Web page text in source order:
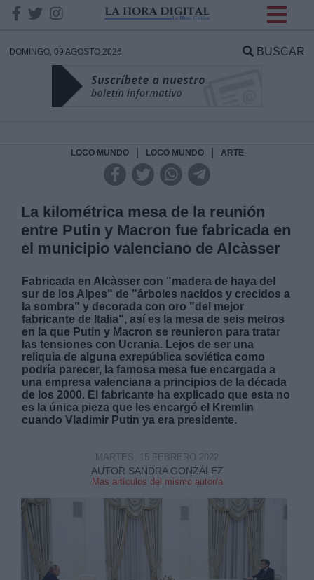
DOMINGO, 09 AGOSTO 2026 BUSCAR
LOCO MUNDO LOCO MUNDO ARTE
La kilométrica mesa de la reunión
entre Putin y Macron fue fabricada en
el municipio valenciano de Alcàsser
Fabricada en Alcàsser con "madera de haya del
sur de los Alpes" de "árboles nacidos y crecidos a
la sombra" y decorada con oro "del mejor
fabricante de Italia", así es la mesa de seis metros
en la que Putin y Macron se reunieron para tratar
las tensiones con Ucrania. Lejos de ser una
reliquia de alguna exrepública soviética como
podría parecer, la famosa mesa fue encargada a
una empresa valenciana a principios de la década
de los 2000. El fabricante ha explicado que esta no
es la única pieza que les encargó el Kremlin
cuando Vladimir Putin ya era presidente.
AUTOR SANDRA GONZÁLEZ
Mas artículos del mismo autor/a
MARTES, 15 FEBRERO 2022
DATOS
Responsable:
Legitimación:
Destinatarios:
Derechos: